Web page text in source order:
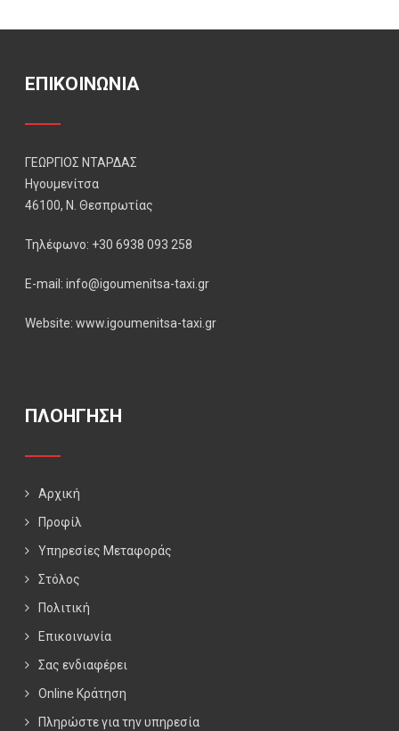
ΕΠΙΚΟΙΝΩΝΙΑ
ΓΕΩΡΓΙΟΣ ΝΤΑΡΔΑΣ
Ηγουμενίτσα
46100, Ν. Θεσπρωτίας
Τηλέφωνο: +30 6938 093 258
E-mail: info@igoumenitsa-taxi.gr
Website: www.igoumenitsa-taxi.gr
ΠΛΟΗΓΗΣΗ
Αρχική
Προφίλ
Υπηρεσίες Μεταφοράς
Στόλος
Πολιτική
Επικοινωνία
Σας ενδιαφέρει
Online Κράτηση
Πληρώστε για την υπηρεσία